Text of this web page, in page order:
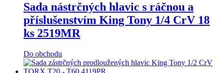
Sada nástrčných hlavic s ráčnou a
příslušenstvím King Tony 1/4 CrV 18
ks 2519MR
Do obchodu